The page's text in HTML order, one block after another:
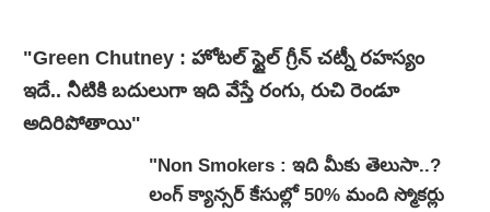
"Green Chutney : హోటల్ స్టైల్ గ్రీన్ చట్నీ రహస్యం
ఇదే.. నీటికి బదులుగా ఇది వేస్తే రంగు, రుచి రెండూ
అదిరిపోతాయి"
"Non Smokers : ఇది మీకు తెలుసా..?
లంగ్ క్యాన్సర్ కేసుల్లో 50% మంది స్మోకర్లు